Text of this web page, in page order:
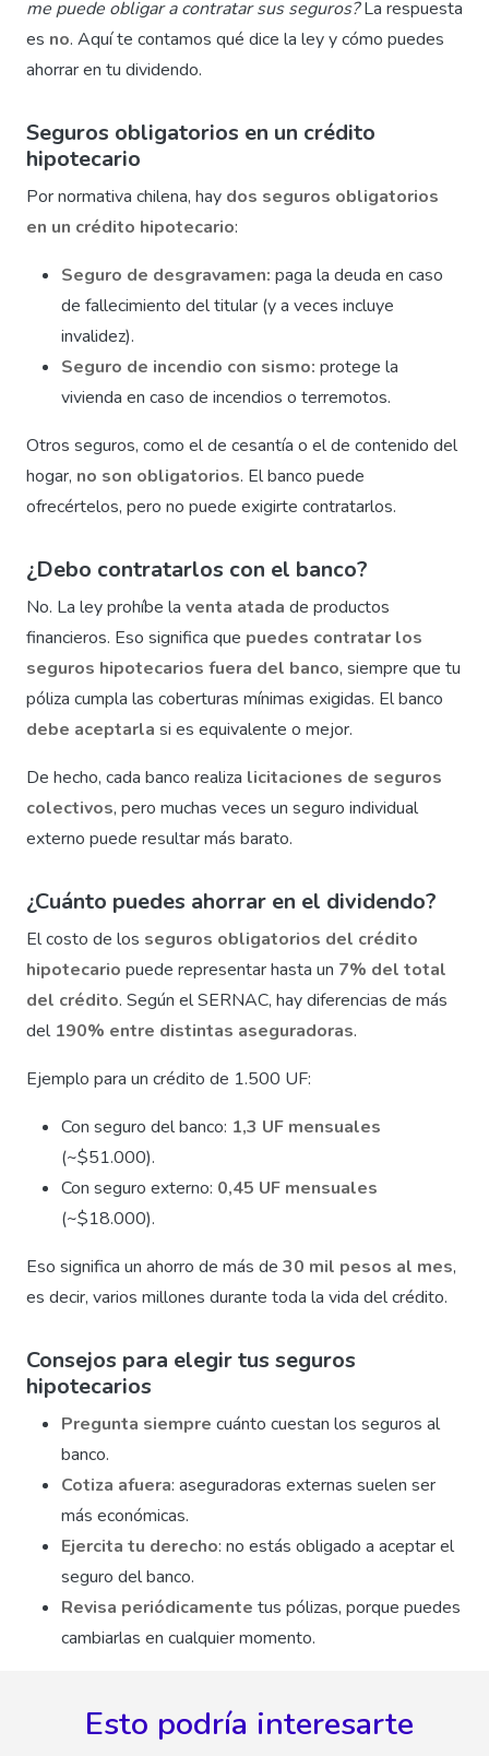
me puede obligar a contratar sus seguros?La respuesta
es no. Aquí te contamos qué dice la ley y cómo puedes
ahorrar en tu dividendo.
Seguros obligatorios en un crédito
hipotecario
Por normativa chilena, hay dos seguros obligatorios
en un crédito hipotecario:
Seguro de desgravamen: paga la deuda en caso
de fallecimiento del titular (y a veces incluye
invalidez).
Seguro de incendio con sismo: protege la
vivienda en caso de incendios o terremotos.
Otros seguros, como el de cesantía o el de contenido del
hogar, no son obligatorios. El banco puede
ofrecértelos, pero no puede exigirte contratarlos.
¿Debo contratarlos con el banco?
No. La ley prohíbe la venta atada de productos
financieros. Eso significa que puedes contratar los
seguros hipotecarios fuera del banco, siempre que tu
póliza cumpla las coberturas mínimas exigidas. El banco
debe aceptarla si es equivalente o mejor.
De hecho, cada banco realiza licitaciones de seguros
colectivos, pero muchas veces un seguro individual
externo puede resultar más barato.
¿Cuánto puedes ahorrar en el dividendo?
El costo de los seguros obligatorios del crédito
hipotecario puede representar hasta un 7% del total
del crédito. Según el SERNAC, hay diferencias de más
del 190% entre distintas aseguradoras.
Ejemplo para un crédito de 1.500 UF:
Con seguro del banco: 1,3 UF mensuales
(~$51.000).
Con seguro externo: 0,45 UF mensuales
(~$18.000).
Eso significa un ahorro de más de 30 mil pesos al mes,
es decir, varios millones durante toda la vida del crédito.
Consejos para elegir tus seguros
hipotecarios
Pregunta siempre cuánto cuestan los seguros al
banco.
Cotiza afuera: aseguradoras externas suelen ser
más económicas.
Ejercita tu derecho: no estás obligado a aceptar el
seguro del banco.
Revisa periódicamente tus pólizas, porque puedes
cambiarlas en cualquier momento.
Esto podría interesarte